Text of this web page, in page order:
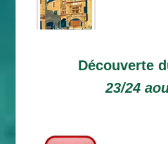
Découverte
23/24